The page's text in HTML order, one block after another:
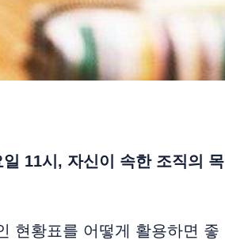
11시, 자신이 속한 조직의 목
현황표를 어떻게 활용하면 좋